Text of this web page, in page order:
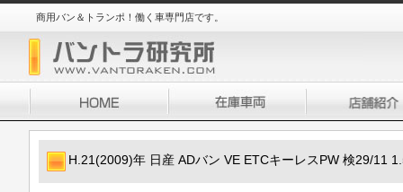
商用バン＆トランポ！働く車専門店です。
H.21(2009)年 日産 ADバン VE ETCキーレスPW 検29/11